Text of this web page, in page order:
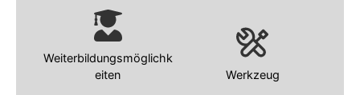
Weiterbildungsmöglichk
eiten
Werkzeug